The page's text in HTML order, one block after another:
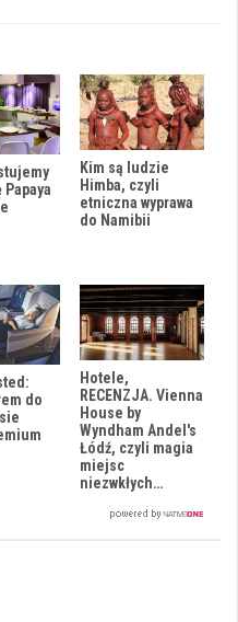
Kim są ludzie
Himba, czyli
etniczna wyprawa
do Namibii
do
Hotele,
RECENZJA. Vienna
House by
Wyndham Andel's
Łódź, czyli magia
miejsc
niezwkłych…